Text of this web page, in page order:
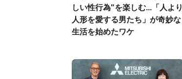
しい性行為"を楽しむ...「人より
人形を愛する男たち」が奇妙な
生活を始めたワケ